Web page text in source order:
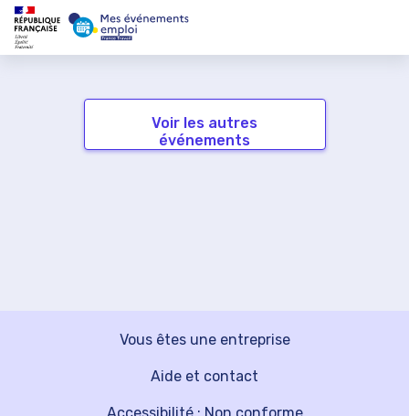
Voir les autres
événements
Vous êtes une entreprise
Aide et contact